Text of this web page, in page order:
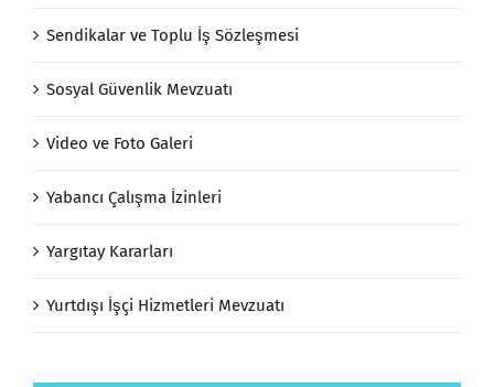
Sendikalar ve Toplu İş Sözleşmesi
Sosyal Güvenlik Mevzuatı
Video ve Foto Galeri
Yabancı Çalışma İzinleri
Yargıtay Kararları
Yurtdışı İşçi Hizmetleri Mevzuatı